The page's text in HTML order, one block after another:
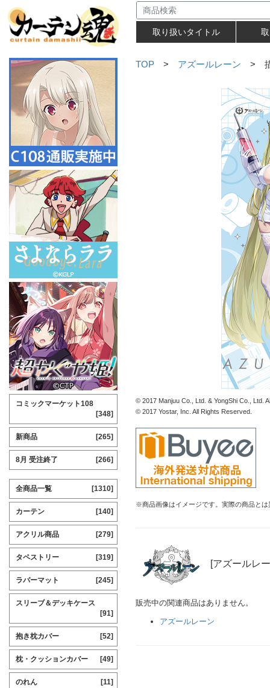
取り扱いタイトル
TOP > アズールレーン > 描
© 2017 Manjuu Co., Ltd. & YongShi Co., Ltd.
© 2017 Yostar, Inc. All Rights Reserved.
※商品画像はイメージです。実際の商品と
[アズールレ
販売中の関連商品はありません。
アズールレーン
コミックマーケット108
[348]
新商品 [265]
8月 受注終了 [266]
全商品一覧 [1310]
カーテン [140]
アクリル商品 [279]
タペストリー [319]
ラバーマット [245]
スリーブ＆デッキケース
[91]
抱き枕カバー [52]
枕・クッションカバー [49]
のれん [11]